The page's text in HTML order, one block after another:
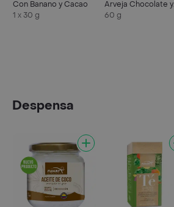
Con Banano y Cacao
1 x 30 g
Arveja Chocolate y
Coco
60 g
Despensa